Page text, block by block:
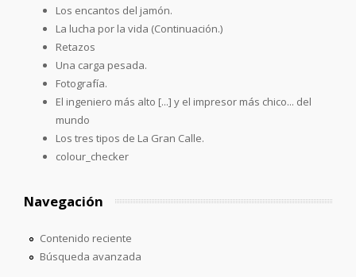
Los encantos del jamón.
La lucha por la vida (Continuación.)
Retazos
Una carga pesada.
Fotografía.
El ingeniero más alto [...] y el impresor más chico... del
mundo
Los tres tipos de La Gran Calle.
colour_checker
Navegación
Contenido reciente
Búsqueda avanzada